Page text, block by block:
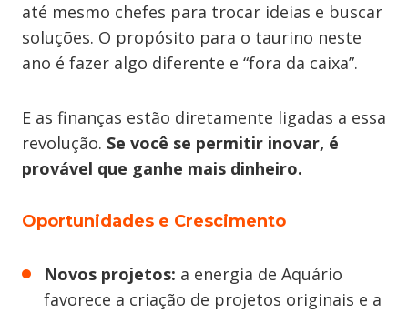
até mesmo chefes para trocar ideias e buscar
soluções. O propósito para o taurino neste
ano é fazer algo diferente e “fora da caixa”.
E as finanças estão diretamente ligadas a essa
revolução. Se você se permitir inovar, é
provável que ganhe mais dinheiro.
Oportunidades e Crescimento
Novos projetos: a energia de Aquário
favorece a criação de projetos originais e a